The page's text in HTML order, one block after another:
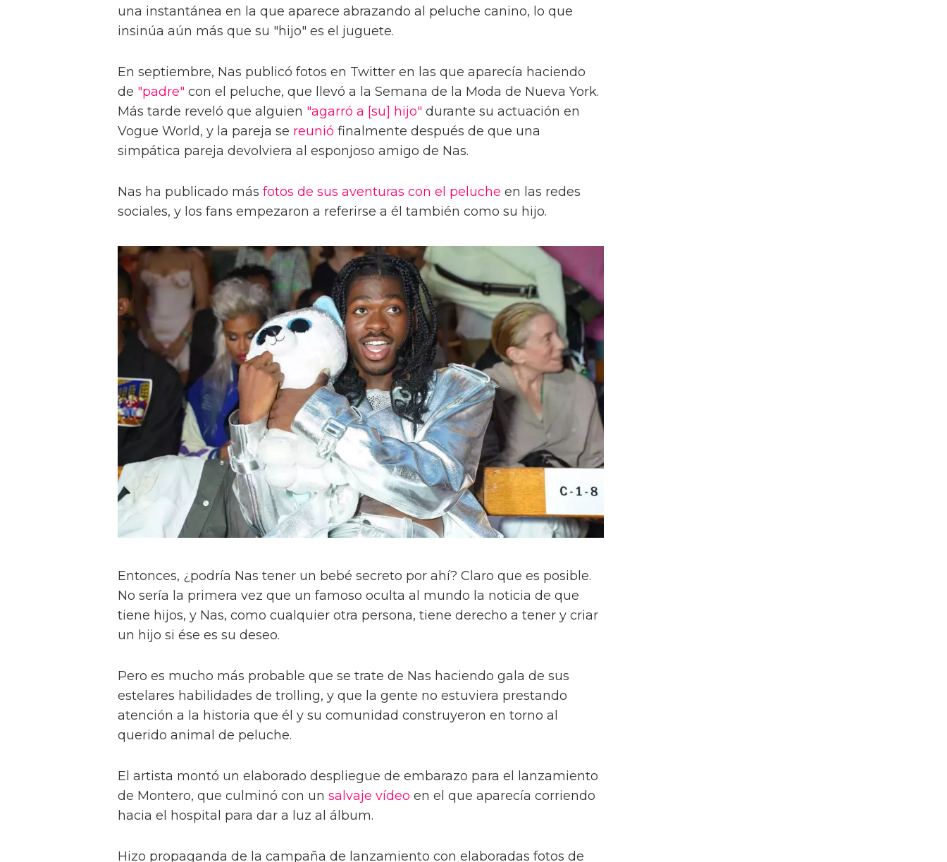
una instantánea en la que aparece abrazando al peluche canino, lo que
insinúa aún más que su "hijo" es el juguete.
En septiembre, Nas publicó fotos en Twitter en las que aparecía haciendo
de "padre" con el peluche, que llevó a la Semana de la Moda de Nueva York.
Más tarde reveló que alguien "agarró a [su] hijo" durante su actuación en
Vogue World, y la pareja se reunió finalmente después de que una
simpática pareja devolviera al esponjoso amigo de Nas.
Nas ha publicado más fotos de sus aventuras con el peluche en las redes
sociales, y los fans empezaron a referirse a él también como su hijo.
Entonces, ¿podría Nas tener un bebé secreto por ahí? Claro que es posible.
No sería la primera vez que un famoso oculta al mundo la noticia de que
tiene hijos, y Nas, como cualquier otra persona, tiene derecho a tener y criar
un hijo si ése es su deseo.
Pero es mucho más probable que se trate de Nas haciendo gala de sus
estelares habilidades de trolling, y que la gente no estuviera prestando
atención a la historia que él y su comunidad construyeron en torno al
querido animal de peluche.
El artista montó un elaborado despliegue de embarazo para el lanzamiento
de Montero, que culminó con un salvaje vídeo en el que aparecía corriendo
hacia el hospital para dar a luz al álbum.
Hizo propaganda de la campaña de lanzamiento con elaboradas fotos de